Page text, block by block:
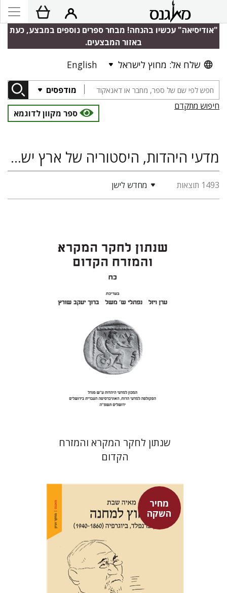
"אודיסיאה" עכשיו בהנחה! מבחר ספרים נוספים במבצע, כעת
באזור המבצעים.
שלח אל: מחוץ לישראל English
מודפסים
חיפוש מתקדם
ספר מקוון לדוגמא
מדעי היהדות, היסטוריה של ארץ ישראל ומדינת ישראל, ארכאולוגיה, המזרח הקדום, אמנויות
1493 תוצאות מחדש לישן
ערן ויזל נפתלי ש' משל
ברוך
$46
$41
שנתון לחקר המקרא והמזרח
הקדום
מחיר
השקה
מאיה שבת